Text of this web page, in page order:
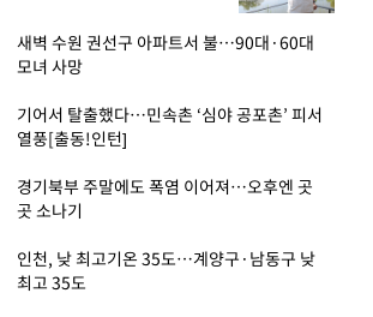
새벽 수원 권선구 아파트서 불…90대·60대
모녀 사망
기어서 탈출했다…민속촌 ‘심야 공포촌’ 피서
열풍[출동!인턴]
경기북부 주말에도 폭염 이어져…오후엔 곳
곳 소나기
인천, 낮 최고기온 35도…계양구·남동구 낮
최고 35도